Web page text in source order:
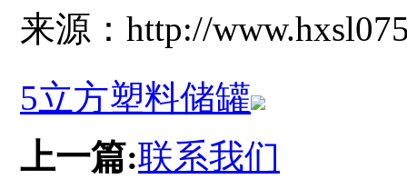
来源：http://
5立方塑料储罐
上一篇:联系我们